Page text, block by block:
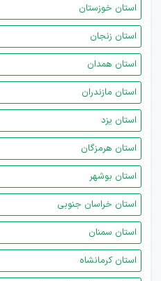
استان خوزستان
استان زنجان
استان همدان
استان مازندران
استان یزد
استان هرمزگان
استان بوشهر
استان خراسان جنوبی
استان سمنان
استان کرمانشاه